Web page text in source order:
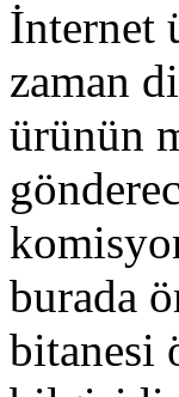
İnternet
zaman
ürünün
burada
bitanesi